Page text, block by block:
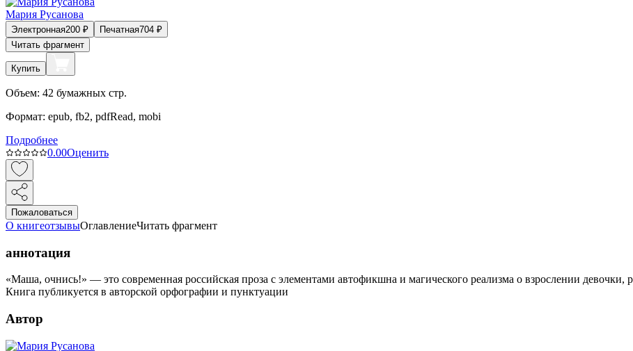
Мария Русанова
Электронная200 ₽ Печатная704 ₽
Читать фрагмент
Купить
Объем: 42 бумажных стр.
Формат: epub, fb2, pdfRead, mobi
Подробнее
0.00Оценить
Пожаловаться
О книгеотзывыОглавлениеЧитать фрагмент
аннотация
«Маша, очнись!» — это современная российская проза с элементами автофикшна и магического реализма о взрослении девочки,
Книга публикуется в авторской орфографии и пунктуации
Автор